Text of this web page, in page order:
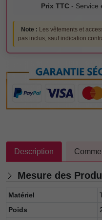
Prix TTC - Service
Note : Les vêtements et
pas inclus, sauf indication
Description
Mesure des
Matériel
Poids